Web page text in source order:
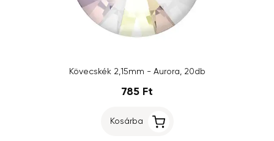
Kövecskék 2,15mm - Aurora, 20db
785 Ft
Kosárba